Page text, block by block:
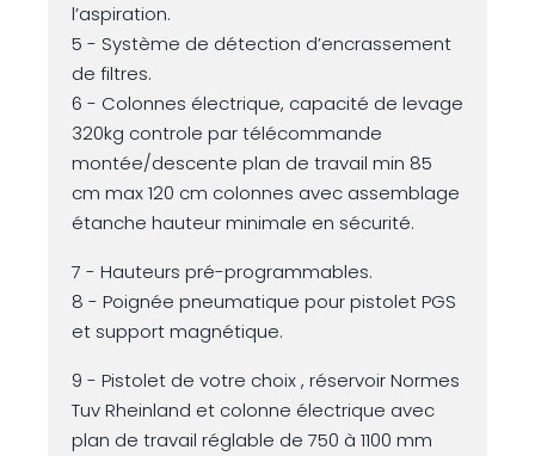
l’aspiration.
5 - Système de détection d’encrassement
de filtres.
6 - Colonnes électrique, capacité de levage
320kg controle par télécommande
montée/descente plan de travail min 85
cm max 120 cm colonnes avec assemblage
étanche hauteur minimale en sécurité.
7 - Hauteurs pré-programmables.
8 - Poignée pneumatique pour pistolet PGS
et support magnétique.
9 - Pistolet de votre choix , réservoir Normes
Tuv Rheinland et colonne électrique avec
plan de travail réglable de 750 à 1100 mm